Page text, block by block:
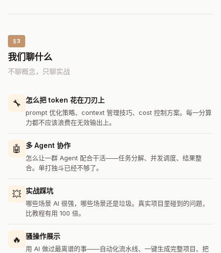
§3
我们聊什么
不聊概念，只聊实战
🔧 怎么把 token 花在刀刃上
prompt 优化策略、context 管理技巧、cost 控制方案。每一分算
力都不应该浪费在无效输出上。
🤖 多 Agent 协作
怎么让一群 Agent 配合干活——任务分解、并发调度、结果整
合。单打独斗已经不够了。
💥 实战踩坑
哪些场景 AI 很强，哪些场景还是垃圾。真实项目里碰到的问题，
比教程有用 100 倍。
🔥 骚操作展示
用 AI 做过最离谱的事——自动化流水线、一键生成完整项目、把